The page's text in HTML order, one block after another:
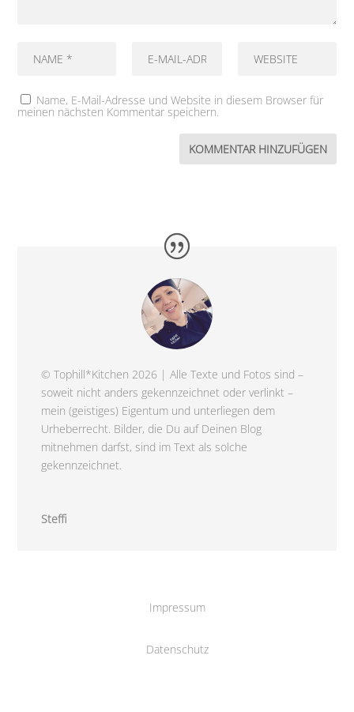
Name, E-Mail-Adresse und Website in diesem Browser für
meinen nächsten Kommentar speichern.
© Tophill*Kitchen 2026 | Alle Texte und Fotos sind –
soweit nicht anders gekennzeichnet oder verlinkt –
mein (geistiges) Eigentum und unterliegen dem
Urheberrecht. Bilder, die Du auf Deinen Blog
mitnehmen darfst, sind im Text als solche
gekennzeichnet.
Steffi
Impressum
Datenschutz